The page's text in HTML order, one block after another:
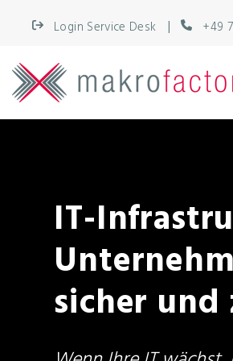
Login Service Desk | +49
IT-
sicher